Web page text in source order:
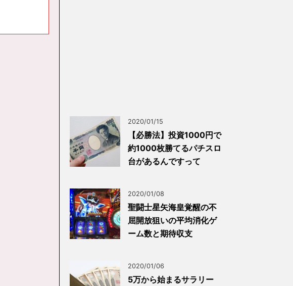
2020/01/15
【必勝法】投資1000円で
約1000枚勝てるパチスロ
台があるんですって
2020/01/08
聖闘士星矢海皇覚醒の不
屈開放狙いの平均消化ゲ
ーム数と期待収支
2020/01/06
5万から始まるサラリー